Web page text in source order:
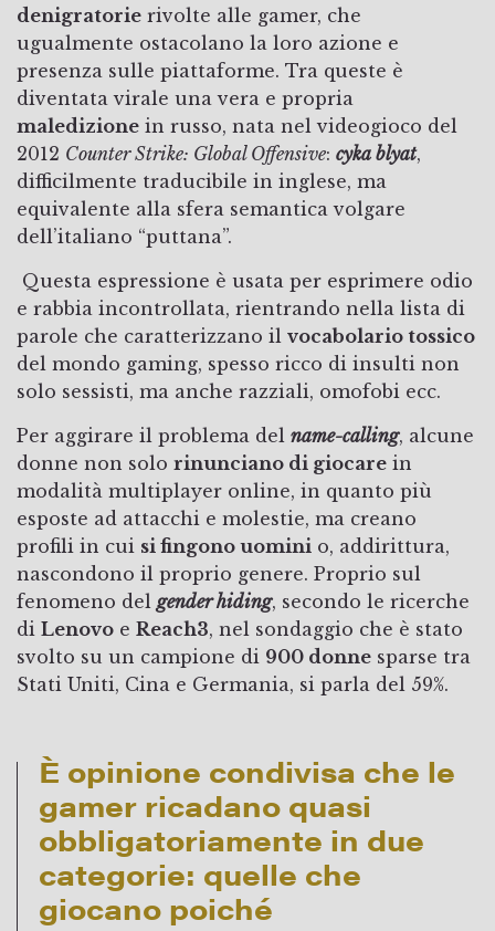
denigratorie rivolte alle gamer, che
ugualmente ostacolano la loro azione e
presenza sulle piattaforme. Tra queste è
diventata virale una vera e propria
maledizione in russo, nata nel videogioco del
2012 Counter Strike: Global Offensive: cyka blyat,
difficilmente traducibile in inglese, ma
equivalente alla sfera semantica volgare
dell’italiano “puttana”.
Questa espressione è usata per esprimere odio
e rabbia incontrollata, rientrando nella lista di
parole che caratterizzano il vocabolario tossico
del mondo gaming, spesso ricco di insulti non
solo sessisti, ma anche razziali, omofobi ecc.
Per aggirare il problema del name-calling, alcune
donne non solo rinunciano di giocare in
modalità multiplayer online, in quanto più
esposte ad attacchi e molestie, ma creano
profili in cui si fingono uomini o, addirittura,
nascondono il proprio genere. Proprio sul
fenomeno del gender hiding, secondo le ricerche
di Lenovo e Reach3, nel sondaggio che è stato
svolto su un campione di 900 donne sparse tra
Stati Uniti, Cina e Germania, si parla del 59%.
È opinione condivisa che le
gamer ricadano quasi
obbligatoriamente in due
categorie: quelle che
giocano poiché